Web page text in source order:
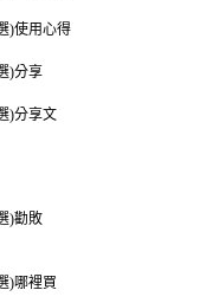
)使用心得
)分享
)分享文
)勸敗
)哪裡買